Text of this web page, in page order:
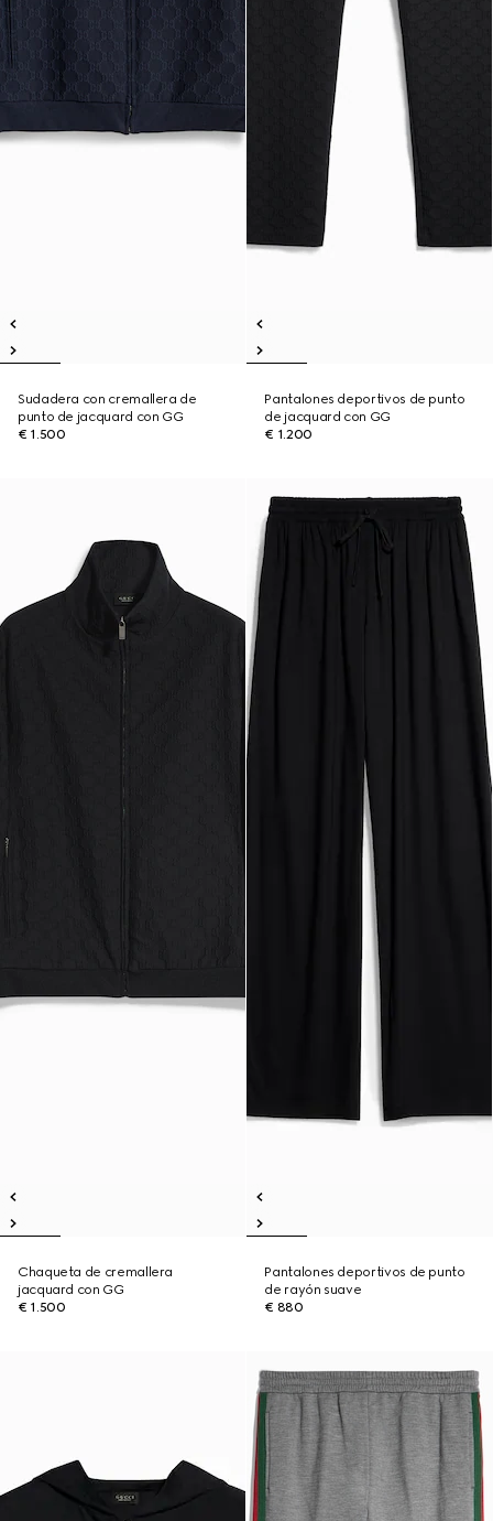
Sudadera con cremallera de
punto de jacquard con GG
€ 1.500
Pantalones deportivos de punto
de jacquard con GG
€ 1.200
Chaqueta de cremallera
jacquard con GG
€ 1.500
Pantalones deportivos de punto
de rayón suave
€ 880